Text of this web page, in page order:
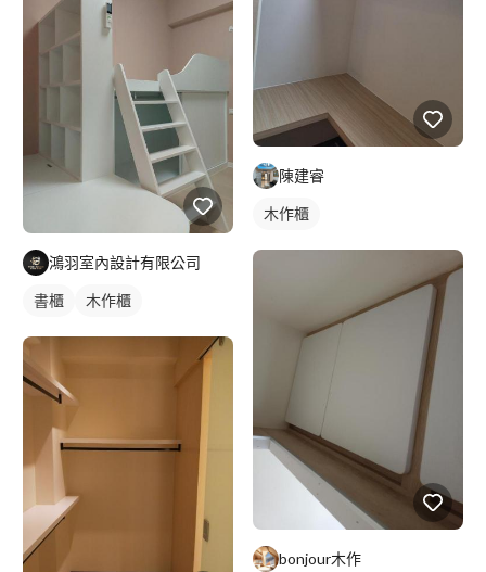
鴻羽室內設計有限公司
書櫃 木作櫃
陳建睿
木作櫃
bonjour木作